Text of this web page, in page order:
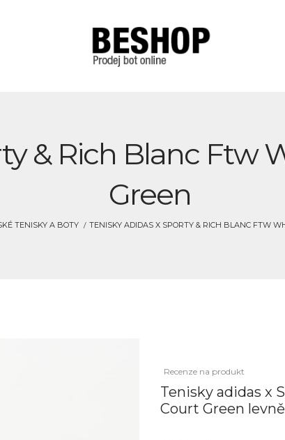
& Rich Blanc Ftw
Green
TENISKY A BOTY TENISKY ADIDAS X SPORTY & RICH BLANC FTW
Recenze na produkt
Tenisky adidas x
Court Green levně